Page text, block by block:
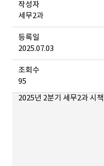
작성자
세무2과
등록일
2025.07.03
조회수
95
2025년 2분기 세무2과 시